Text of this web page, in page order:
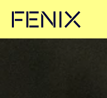
Ga naar hoofdinhoud →